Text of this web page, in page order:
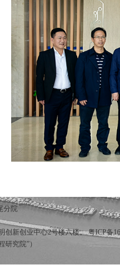
分院
创新创业中心2号楼六楼。粤ICP备
究院”）